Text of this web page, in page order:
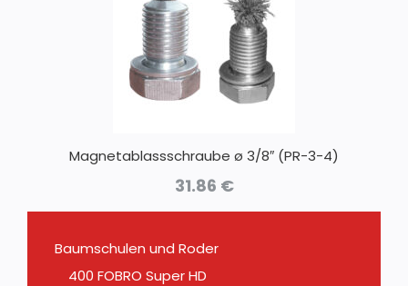
Magnetablassschraube ø 3/8″ (PR-3-4)
31.86 €
Baumschulen und Roder
400 FOBRO Super HD